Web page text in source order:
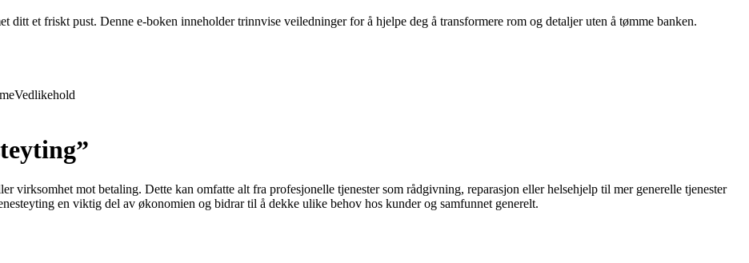
ditt et friskt pust. Denne e-boken inneholder trinnvise veiledninger for å hjelpe deg å transformere rom og detaljer uten å tømme banken.
Vedlikehold
virksomhet mot betaling. Dette kan omfatte alt fra profesjonelle tjenester som rådgivning, reparasjon eller helsehjelp til mer generelle tjenester
en viktig del av økonomien og bidrar til å dekke ulike behov hos kunder og samfunnet generelt.